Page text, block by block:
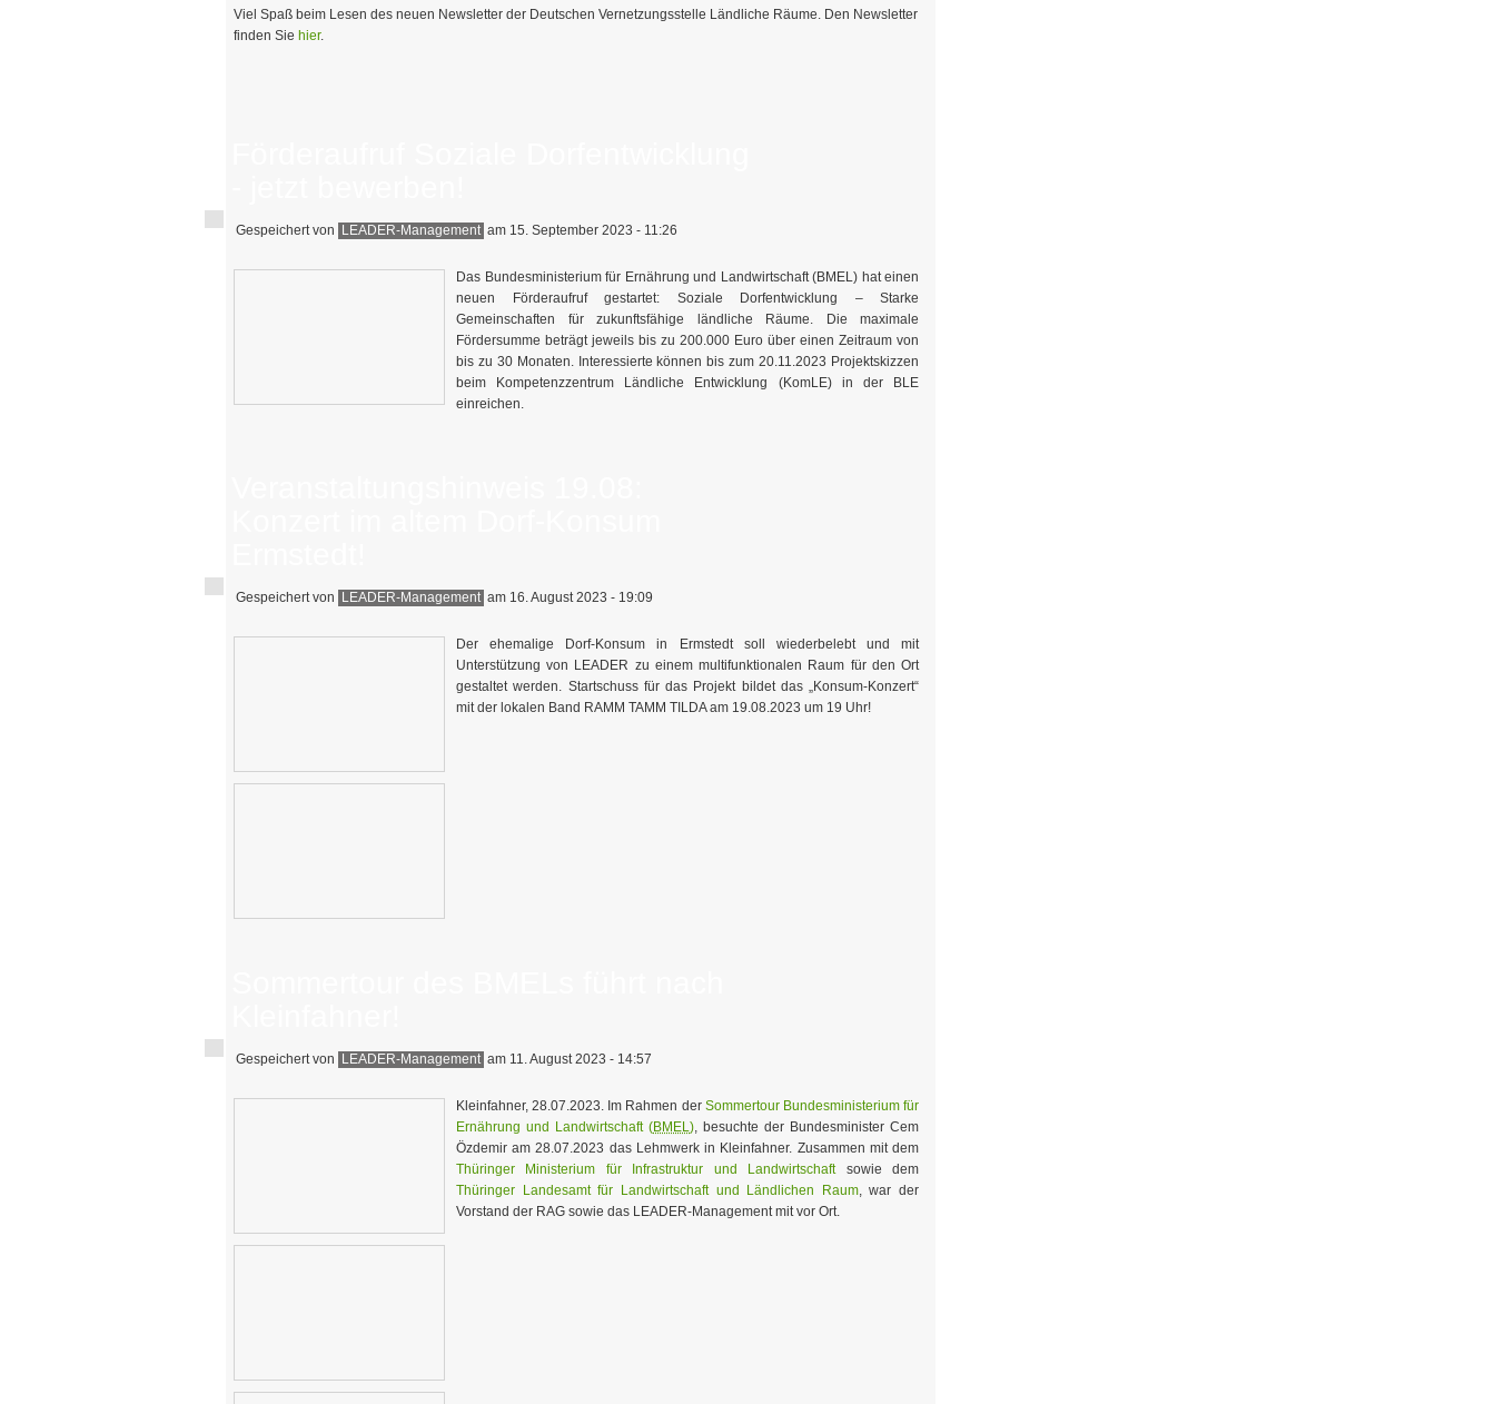
Viel Spaß beim Lesen des neuen Newsletter der Deutschen Vernetzungsstelle Ländliche Räume. Den Newsletter
finden Sie hier.
Gespeichert von LEADER-Management am 15. September 2023 - 11:26
Das Bundesministerium für Ernährung und Landwirtschaft (BMEL) hat einen
neuen Förderaufruf gestartet: Soziale Dorfentwicklung – Starke
Gemeinschaften für zukunftsfähige ländliche Räume. Die maximale
Fördersumme beträgt jeweils bis zu 200.000 Euro über einen Zeitraum von
bis zu 30 Monaten. Interessierte können bis zum 20.11.2023 Projektskizzen
beim Kompetenzzentrum Ländliche Entwicklung (KomLE) in der BLE
einreichen.
Gespeichert von LEADER-Management am 16. August 2023 - 19:09
Der ehemalige Dorf-Konsum in Ermstedt soll wiederbelebt und mit
Unterstützung von LEADER zu einem multifunktionalen Raum für den Ort
gestaltet werden. Startschuss für das Projekt bildet das „Konsum-Konzert“
mit der lokalen Band RAMM TAMM TILDA am 19.08.2023 um 19 Uhr!
Gespeichert von LEADER-Management am 11. August 2023 - 14:57
Kleinfahner, 28.07.2023. Im Rahmen der Sommertour Bundesministerium für
Ernährung und Landwirtschaft (BMEL), besuchte der Bundesminister Cem
Özdemir am 28.07.2023 das Lehmwerk in Kleinfahner. Zusammen mit dem
Thüringer Ministerium für Infrastruktur und Landwirtschaftsowie dem
Thüringer Landesamt für Landwirtschaft und Ländlichen Raum, war der
Vorstand der RAG sowie das LEADER-Management mit vor Ort.